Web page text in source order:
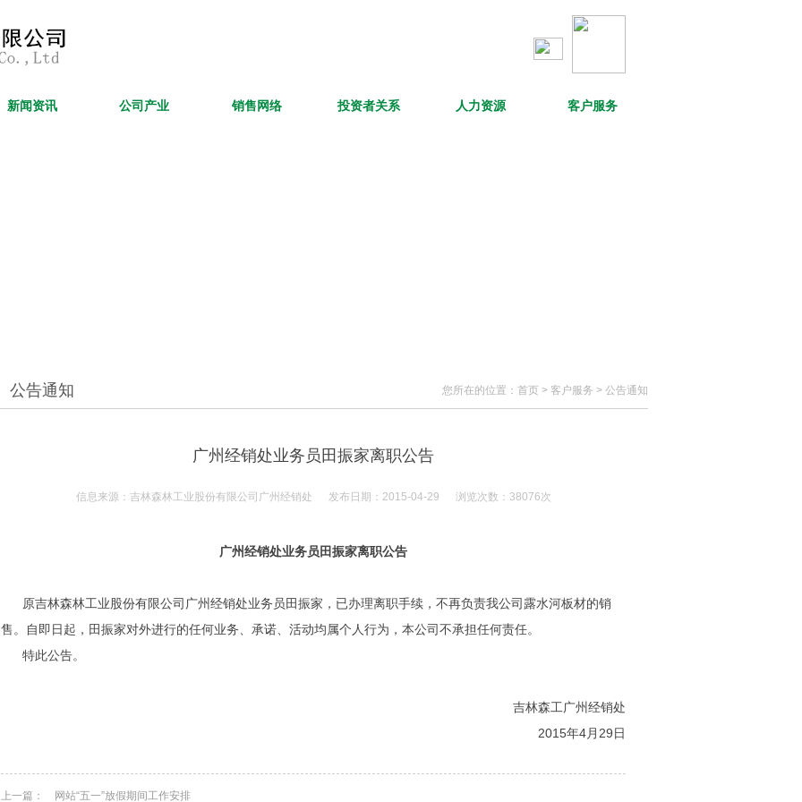
新闻资讯 公司产业 销售网络 投资者关系 人力资源 客户服务
公告通知 您所在的位置： 首页 > 客户服务 > 公告通知
广州经销处业务员田振家离职公告
信息来源：吉林森林工业股份有限公司广州经销处 发布日期：2015-04-29 浏览次数：38076次
广州经销处业务员田振家离职公告
原吉林森林工业股份有限公司广州经销处业务员田振家，已办理离职手续，不再负责我公司露水河板材的销
售。自即日起，田振家对外进行的任何业务、承诺、活动均属个人行为，本公司不承担任何责任。
特此公告。
吉林森工广州经销处
2015年4月29日
上一篇： 网站“五一”放假期间工作安排